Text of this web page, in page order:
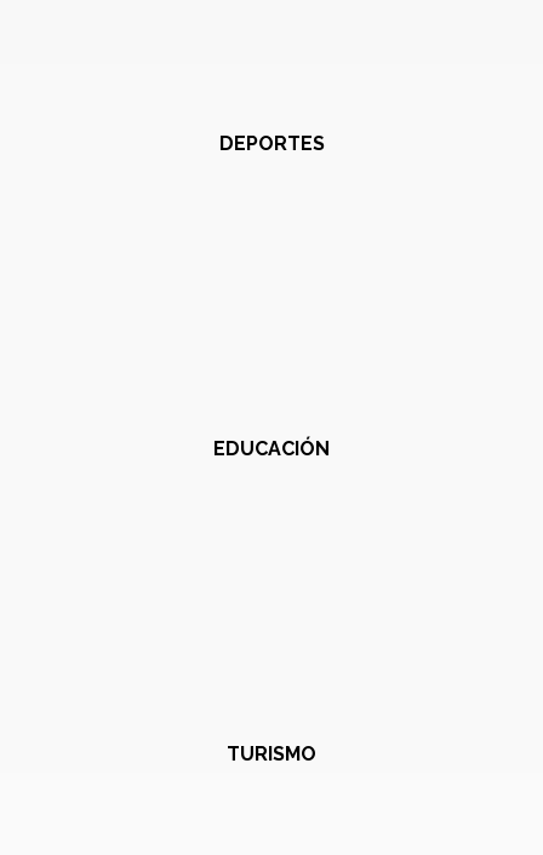
DEPORTES
EDUCACIÓN
TURISMO